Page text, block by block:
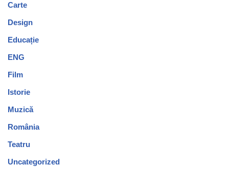
Carte
Design
Educație
ENG
Film
Istorie
Muzică
România
Teatru
Uncategorized